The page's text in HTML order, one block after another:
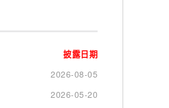
披露日期
2026-08-05
2026-05-20